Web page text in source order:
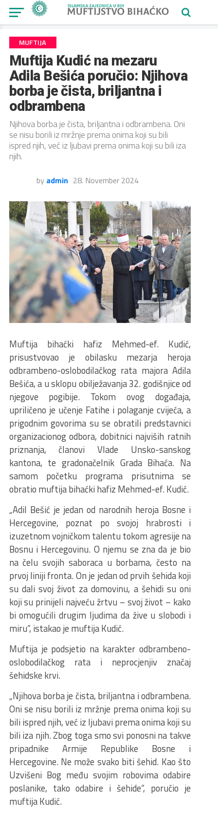
MUFTIJA
Muftija Kudić na mezaru
Adila Bešića poručio: Njihova
borba je čista, briljantna i
odbrambena
Njihova borba je čista, briljantna i odbrambena. Oni
se nisu borili iz mržnje prema onima koji su bili
ispred njih, već iz ljubavi prema onima koji su bili iza
njih.
by admin 28. November 2024
Muftija bihaćki hafiz Mehmed-ef. Kudić,
prisustvovao je obilasku mezarja heroja
odbrambeno-oslobodilačkog rata majora Adila
Bešića, a u sklopu obilježavanja 32. godišnjice od
njegove pogibije. Tokom ovog događaja,
upriličeno je učenje Fatihe i polaganje cvijeća, a
prigodnim govorima su se obratili predstavnici
organizacionog odbora, dobitnici najviših ratnih
priznanja, članovi Vlade Unsko-sanskog
kantona, te gradonačelnik Grada Bihaća. Na
samom početku programa prisutnima se
obratio muftija bihaćki hafiz Mehmed-ef. Kudić.
„Adil Bešić je jedan od narodnih heroja Bosne i
Hercegovine, poznat po svojoj hrabrosti i
izuzetnom vojničkom talentu tokom agresije na
Bosnu i Hercegovinu. O njemu se zna da je bio
na čelu svojih saboraca u borbama, često na
prvoj liniji fronta. On je jedan od prvih šehida koji
su dali svoj život za domovinu, a šehidi su oni
koji su prinijeli najveću žrtvu – svoj život – kako
bi omogućili drugim ljudima da žive u slobodi i
miru“, istakao je muftija Kudić.
Muftija je podsjetio na karakter odbrambeno-
oslobodilačkog rata i neprocjenjiv značaj
šehidske krvi.
„Njihova borba je čista, briljantna i odbrambena.
Oni se nisu borili iz mržnje prema onima koji su
bili ispred njih, već iz ljubavi prema onima koji su
bili iza njih. Zbog toga smo svi ponosni na takve
pripadnike Armije Republike Bosne i
Hercegovine. Ne može svako biti šehid. Kao što
Uzvišeni Bog među svojim robovima odabire
poslanike, tako odabire i šehide“, poručio je
muftija Kudić.